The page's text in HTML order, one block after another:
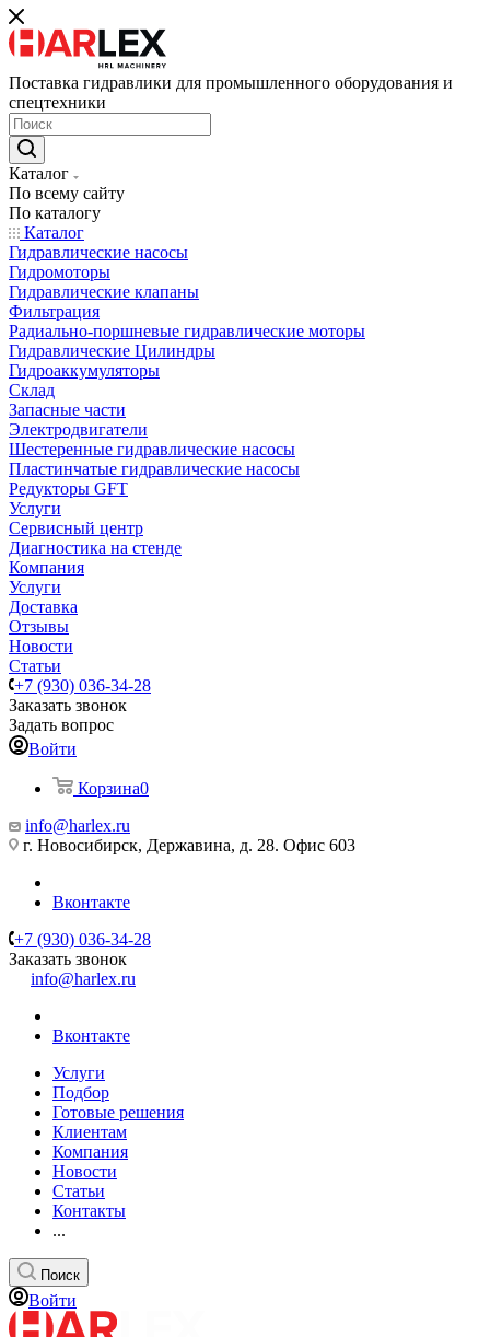
Поставка гидравлики для промышленного оборудования и
спецтехники
Каталог
По всему сайту
По каталогу
Каталог
Гидравлические насосы
Гидромоторы
Гидравлические клапаны
Фильтрация
Радиально-поршневые гидравлические моторы
Гидравлические Цилиндры
Гидроаккумуляторы
Склад
Запасные части
Электродвигатели
Шестеренные гидравлические насосы
Пластинчатые гидравлические насосы
Редукторы GFT
Услуги
Сервисный центр
Диагностика на стенде
Компания
Услуги
Доставка
Отзывы
Новости
Статьи
+7 (930) 036-34-28
Заказать звонок
Задать вопрос
Войти
Корзина0
info@harlex.ru
г. Новосибирск, Державина, д. 28. Офис 603
Вконтакте
+7 (930) 036-34-28
Заказать звонок
info@harlex.ru
Вконтакте
Услуги
Подбор
Готовые решения
Клиентам
Компания
Новости
Статьи
Контакты
...
Поиск
Войти